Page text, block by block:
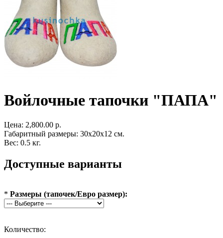
Войлочные тапочки "ПАПА"
Цена: 2,800.00 р.
Габаритный размеры: 30x20x12 см.
Вес: 0.5 кг.
Доступные варианты
* Размеры (тапочек/Евро размер):
Количество: